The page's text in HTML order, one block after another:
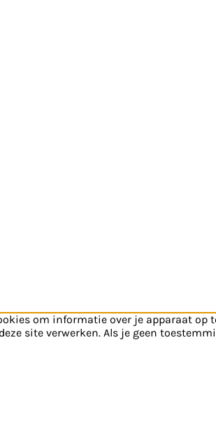
om informatie over je apparaat
site verwerken. Als je geen